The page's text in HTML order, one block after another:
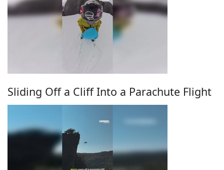
Sliding Off a Cliff Into a Parachute Flight